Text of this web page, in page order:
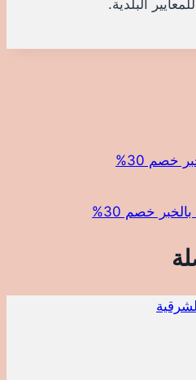
البلدية.
30%
خصم 30%